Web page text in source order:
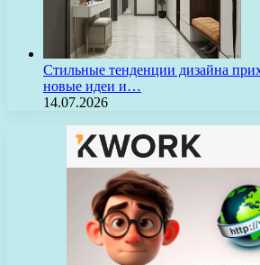
Стильные тенденции дизайна
новые идеи и…
14.07.2026